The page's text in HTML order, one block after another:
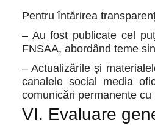
Pentru întărirea
– Au fost publicate cel
FNSAA, abordând teme
– Actualizările și
canalele social media
comunicări permanente
VI. Evaluare